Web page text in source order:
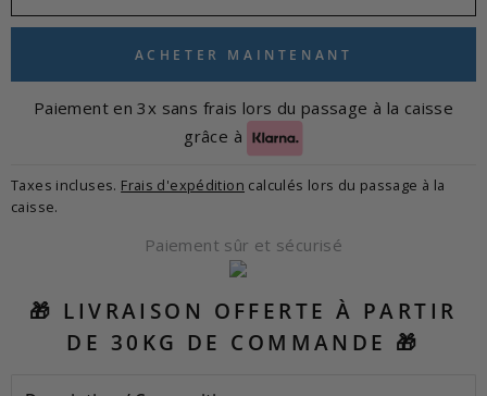
ACHETER MAINTENANT
Paiement en 3x sans frais lors du passage à la caisse
grâce à
Taxes incluses. Frais d'expédition calculés lors du passage à la
caisse.
Paiement sûr et sécurisé
🎁 LIVRAISON OFFERTE À PARTIR
DE 30KG DE COMMANDE 🎁